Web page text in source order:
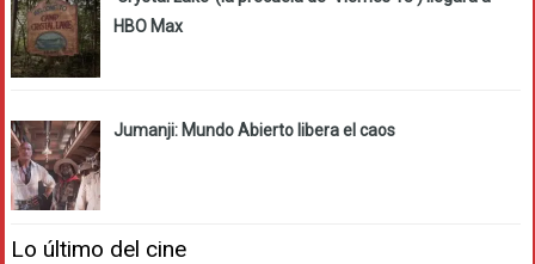
HBO Max
Jumanji: Mundo Abierto libera el caos
Lo último del cine